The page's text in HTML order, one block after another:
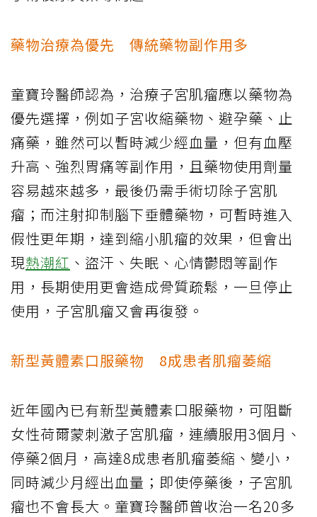
藥物治療為優先 傳統藥物副作用多
童寶玲醫師認為，治療子宮肌瘤應以藥物為
優先選擇，例如子宮收縮藥物、避孕藥、止
痛藥，雖然可以暫時減少經血量，但有血壓
升高、強烈胃痛等副作用，且藥物使用劑量
容易越來越多，最後仍需手術切除子宮肌
瘤；而注射抑制腦下垂體藥物，可暫時進入
假性更年期，達到縮小肌瘤的效果，但會出
現熱潮紅 、盜汗、失眠、心情鬱悶等副作
用，長期使用更會造成骨質疏鬆，一旦停止
使用，子宮肌瘤又會再復發。
新型黃體素口服藥物 8成患者肌瘤萎縮
近年國內已有新型黃體素口服藥物，可阻斷
女性荷爾蒙刺激子宮肌瘤，連續服用3個月、
停藥2個月，高達8成患者肌瘤萎縮、變小，
同時減少月經出血量；即使停藥後，子宮肌
瘤也不會長大。童寶玲醫師曾收治一名20多